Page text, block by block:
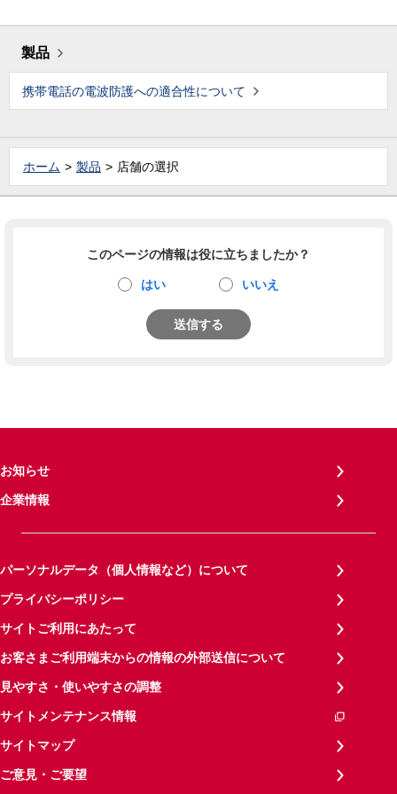
製品
携帯電話の電波防護への適合性について
ホーム 製品 店舗の選択
このページの情報は役に立ちましたか？
はい いいえ
送信する
お知らせ
企業情報
パーソナルデータ（個人情報など）について
プライバシーポリシー
サイトご利用にあたって
お客さまご利用端末からの情報の外部送信について
見やすさ・使いやすさの調整
サイトメンテナンス情報
サイトマップ
ご意見・ご要望